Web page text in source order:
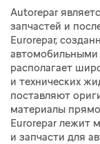
Autorepar
запчастей и
Eurorepar,
автомобильными
располагает
и технических
поставляют
материалы
Eurorepar лежит
и запчасти для